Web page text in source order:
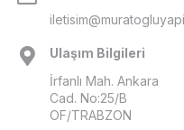
Ulaşım Bilgileri
İrfanlı Mah. Ankara
Cad. No:25/B
OF/TRABZON